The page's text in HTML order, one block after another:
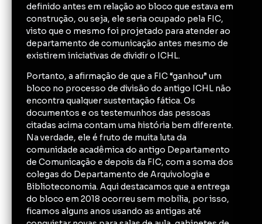
definido antes em relação ao bloco que estava em
construção, ou seja, ele seria ocupado pela FIC,
visto que o mesmo foi projetado para atender ao
departamento de comunicação antes mesmo de
existirem iniciativas de dividir o ICHL.
Portanto, a afirmação de que a FIC “ganhou” um
bloco no processo de divisão do antigo ICHL não
encontra qualquer sustentação fática. Os
documentos e os testemunhos das pessoas
citadas acima contam uma história bem diferente.
Na verdade, ele é fruto de muita luta da
comunidade acadêmica do antigo Departamento
de Comunicação e depois da FIC, com a soma dos
colegas do Departamento de Arquivologia e
Biblioteconomia. Aqui destacamos que a entrega
do bloco em 2018 ocorreu sem mobília, por isso,
ficamos alguns anos usando as antigas até